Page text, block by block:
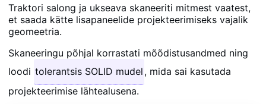
Traktori salong ja ukseava skaneeriti mitmest vaatest,
et saada kätte lisapaneelide projekteerimiseks vajalik
geomeetria.
Skaneeringu põhjal korrastati mõõdistusandmed ning
loodi tolerantsis SOLID mudel , mida sai kasutada
projekteerimise lähtealusena.